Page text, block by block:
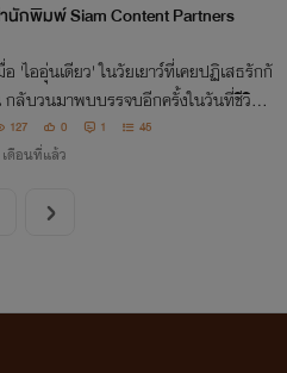
นักพิมพ์ Siam Content Partners
อ 'ไออุ่นเดียว' ในวัยเยาว์ที่เคยปฏิเสธรักกั
ลับวนมาพบบรรจบอีกครั้งในวันที่ชีวิตพั
ลาย... นำไปสู่การเดิมพันด้วยหัวใจที่จะเ
ยนความโดดเดี่ยวให้กลายเป็นความรักที่โ
127 0 1 45
ดือนที่แล้ว